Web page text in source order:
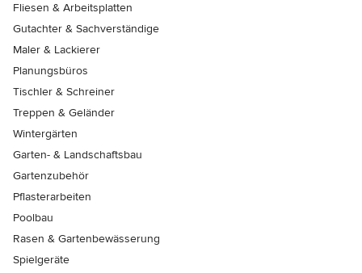
Fliesen & Arbeitsplatten
Gutachter & Sachverständige
Maler & Lackierer
Planungsbüros
Tischler & Schreiner
Treppen & Geländer
Wintergärten
Garten- & Landschaftsbau
Gartenzubehör
Pflasterarbeiten
Poolbau
Rasen & Gartenbewässerung
Spielgeräte